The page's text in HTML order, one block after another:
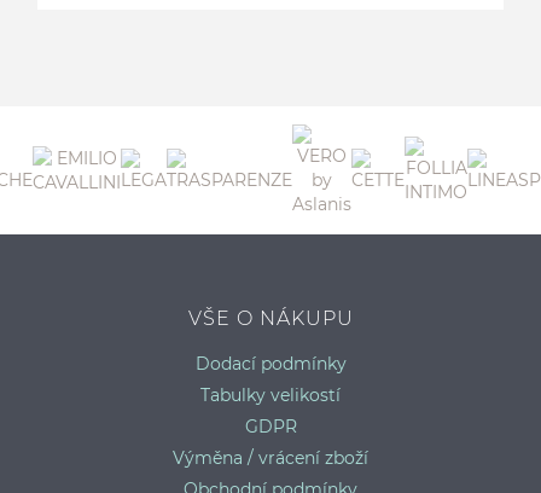
VŠE O NÁKUPU
Dodací podmínky
Tabulky velikostí
GDPR
Výměna / vrácení zboží